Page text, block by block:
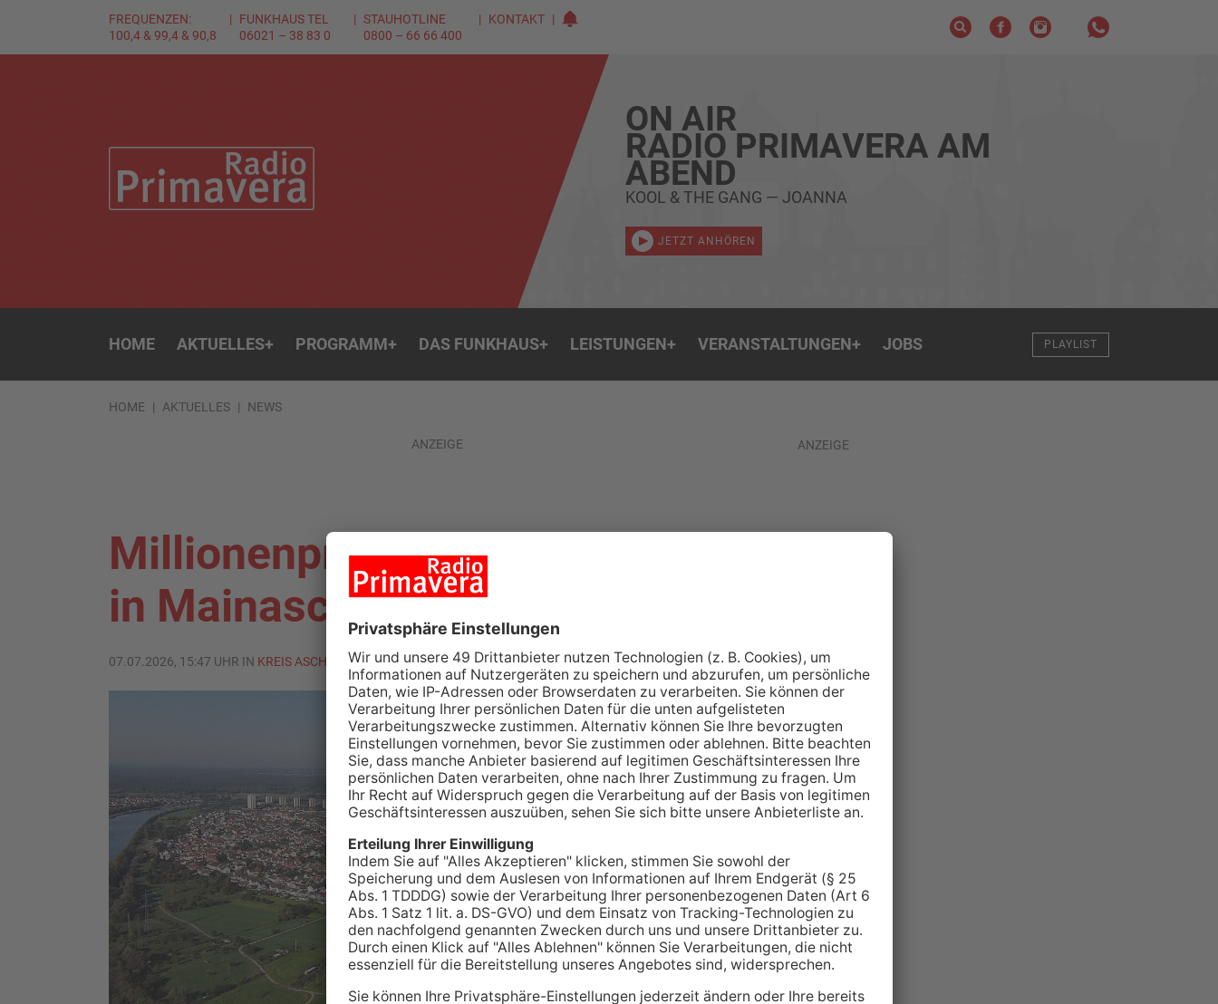
FREQUENZEN:
100,4 & 99,4 & 90,8
FUNKHAUS TEL
06021 – 38 83 0
STAUHOTLINE
0800 – 66 66 400
KONTAKT
ON AIR
RADIO PRIMAVERA AM
ABEND
KOOL & THE GANG — JOANNA
JETZT ANHÖREN
HOME AKTUELLES+ PROGRAMM+ DAS FUNKHAUS+ LEISTUNGEN+ VERANSTALTUNGEN+ JOBS PLAYLIST
HOME AKTUELLES NEWS
ANZEIGE
Millionenprojekt für Radfahrer
in Mainaschaff
07.07.2026, 15:47 UHR IN KREIS ASCHAFFENBURG
ANZEIGE